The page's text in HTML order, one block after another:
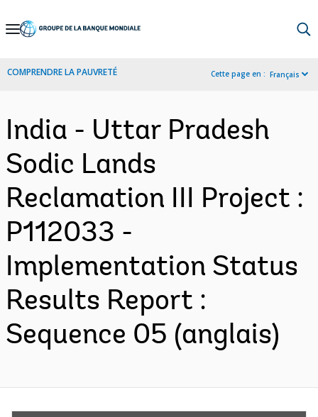
Skip
Navigation
COMPRENDRE LA PAUVRETÉ Cette page en : Français
India - Uttar Pradesh
Sodic Lands
Reclamation III Project :
P112033 -
Implementation Status
Results Report :
Sequence 05 (anglais)